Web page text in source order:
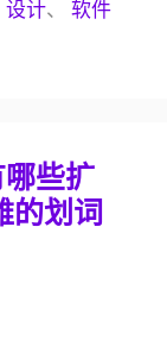
设计、软件
些扩
的划词